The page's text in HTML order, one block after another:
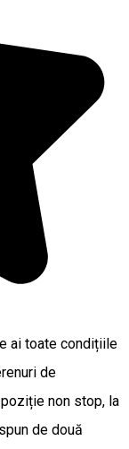
ai toate condițiile
de
non stop, la
de două